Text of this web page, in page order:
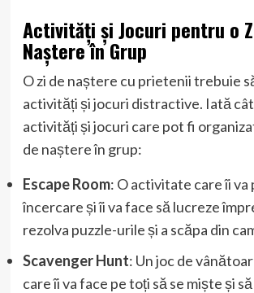
Activități și Jocuri pentru o
Naștere în Grup
O zi de naștere cu prietenii trebuie
activități și jocuri distractive. Iată
activități și jocuri care pot fi
de naștere în grup:
Escape Room: O activitate care îi va
încercare și îi va face să lucreze
rezolva puzzle-urile și a scăpa din
Scavenger Hunt: Un joc de
care îi va face pe toți să se miște și